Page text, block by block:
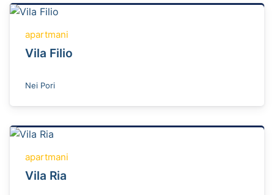
apartmani
Vila Filio
Nei Pori
apartmani
Vila Ria